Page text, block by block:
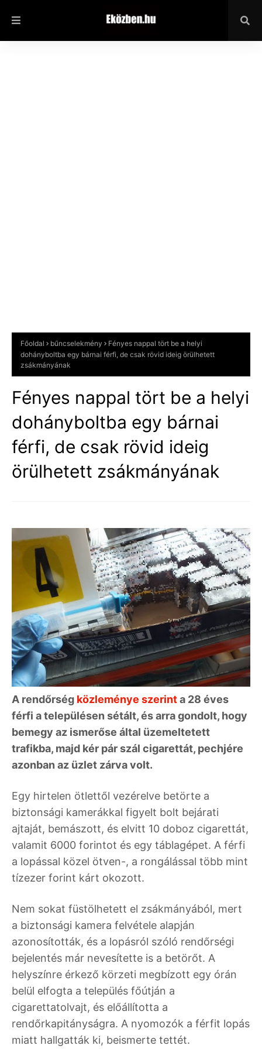
Főoldal bűncselekmény
Fényes nappal tört be a helyi
dohányboltba egy bárnai férfi, de csak rövid ideig örülhetett
zsákmányának
Fényes nappal tört be a helyi
dohányboltba egy bárnai
férfi, de csak rövid ideig
örülhetett zsákmányának
A rendőrség közleménye szerinta 28 éves
férfi a településen sétált, és arra gondolt, hogy
bemegy az ismerőse által üzemeltetett
trafikba, majd kér pár szál cigarettát, pechjére
azonban az üzlet zárva volt.
Egy hirtelen ötlettől vezérelve betörte a
biztonsági kamerákkal figyelt bolt bejárati
ajtaját, bemászott, és elvitt 10 doboz cigarettát,
valamit 6000 forintot és egy táblagépet. A férfi
a lopással közel ötven-, a rongálással több mint
tízezer forint kárt okozott.
Nem sokat füstölhetett el zsákmányából, mert
a biztonsági kamera felvétele alapján
azonosították, és a lopásról szóló rendőrségi
bejelentés már nevesítette is a betörőt. A
helyszínre érkező körzeti megbízott egy órán
belül elfogta a település főútján a
cigarettatolvajt, és előállította a
rendőrkapitányságra. A nyomozók a férfit lopás
miatt hallgatták ki, beismerte tettét.